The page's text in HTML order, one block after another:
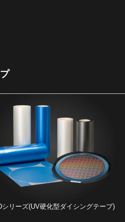
シリーズ(UV硬化型ダイシングテープ)